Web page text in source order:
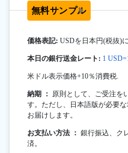
無料サンプル
価格表記: USDを日本円(税抜)
本日の銀行送金レート: 1
米ドル表示価格+10％消費税.
納期 ： 原則として、ご受注を
す。ただし、日本語版が必要
お届けします。
お支払い方法 ： 銀行振込、ク
済。